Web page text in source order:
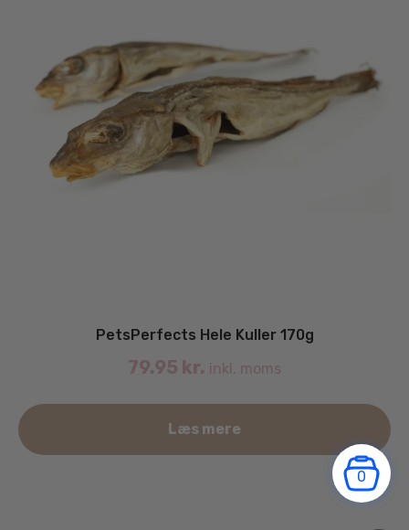
PetsPerfects Hele Kuller 170g
79.95 kr. inkl. moms
Læs mere
0